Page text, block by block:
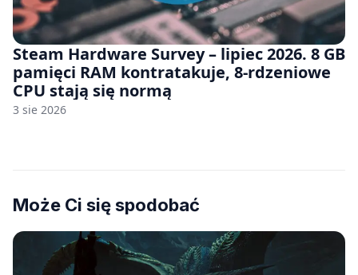
Steam Hardware Survey – lipiec 2026. 8 GB
pamięci RAM kontratakuje, 8-rdzeniowe
CPU stają się normą
3 sie 2026
Może Ci się spodobać